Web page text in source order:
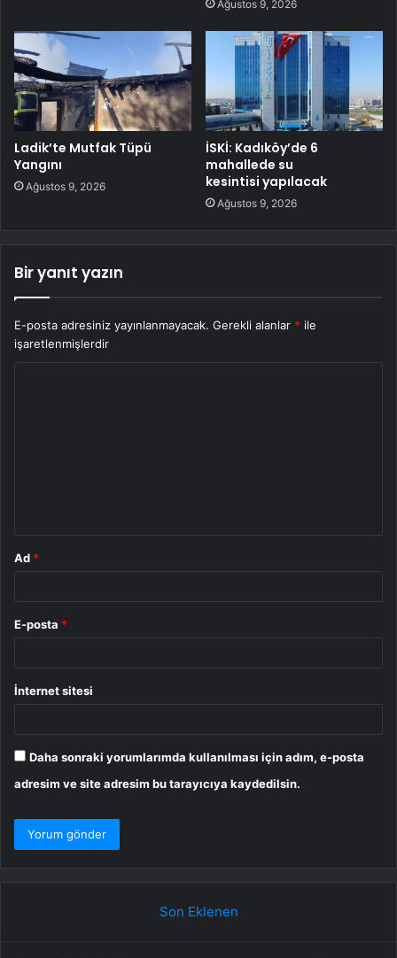
Ağustos 9, 2026
Ladik’te Mutfak Tüpü
Yangını
Ağustos 9, 2026
İSKİ: Kadıköy’de 6
mahallede su
kesintisi yapılacak
Ağustos 9, 2026
Bir yanıt yazın
E-posta adresiniz yayınlanmayacak. Gerekli alanlar * ile
işaretlenmişlerdir
Ad *
E-posta *
İnternet sitesi
Daha sonraki yorumlarımda kullanılması için adım, e-posta
adresim ve site adresim bu tarayıcıya kaydedilsin.
Son Eklenen